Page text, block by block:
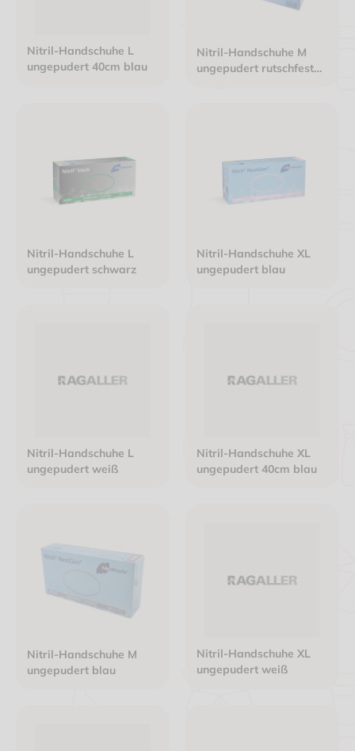
Nitril-Handschuhe L
ungepudert 40cm blau
Nitril-Handschuhe M
ungepudert rutschfest
Nitril-Handschuhe L
ungepudert schwarz
Nitril-Handschuhe XL
ungepudert blau
Nitril-Handschuhe L
ungepudert weiß
Nitril-Handschuhe XL
ungepudert 40cm blau
Nitril-Handschuhe M
ungepudert blau
Nitril-Handschuhe XL
ungepudert weiß